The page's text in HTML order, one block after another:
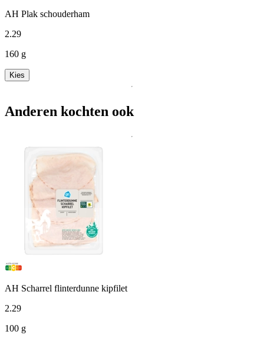
AH Plak schouderham
2.29
160 g
Kies
Anderen kochten ook
AH Scharrel flinterdunne kipfilet
2.29
100 g